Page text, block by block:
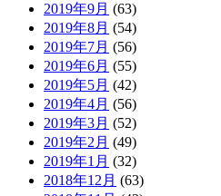
2019年9月 (63)
2019年8月 (54)
2019年7月 (56)
2019年6月 (55)
2019年5月 (42)
2019年4月 (56)
2019年3月 (52)
2019年2月 (49)
2019年1月 (32)
2018年12月 (63)